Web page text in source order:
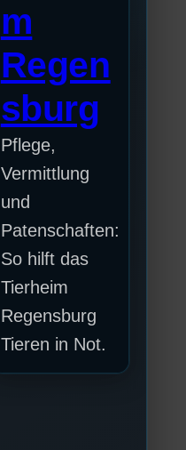
m
Regen
sburg
Pflege,
Vermittlung
und
Patenschaften:
So hilft das
Tierheim
Regensburg
Tieren in Not.